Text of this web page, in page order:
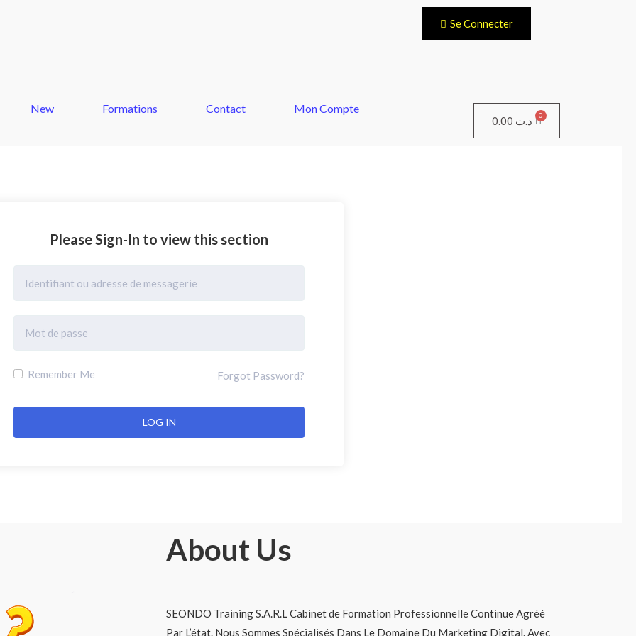
Se Connecter
New Formations Contact Mon Compte
0.00 د.ت Panier
Please Sign-In to view this section
Remember Me Forgot Password?
About Us
SEONDO Training S.A.R.L Cabinet de Formation Professionnelle Continue Agréé
Par L’état. Nous Sommes Spécialisés Dans Le Domaine Du Marketing Digital. Avec